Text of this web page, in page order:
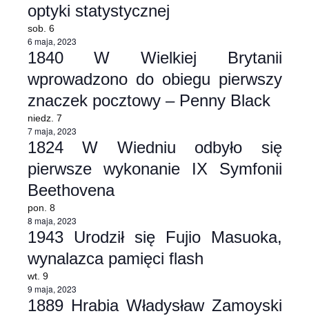
optyki statystycznej
sob. 6
6 maja, 2023
1840 W Wielkiej Brytanii
wprowadzono do obiegu pierwszy
znaczek pocztowy – Penny Black
niedz. 7
7 maja, 2023
1824 W Wiedniu odbyło się
pierwsze wykonanie IX Symfonii
Beethovena
pon. 8
8 maja, 2023
1943 Urodził się Fujio Masuoka,
wynalazca pamięci flash
wt. 9
9 maja, 2023
1889 Hrabia Władysław Zamoyski